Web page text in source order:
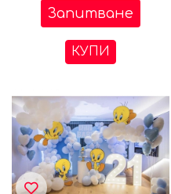
Запитване
КУПИ